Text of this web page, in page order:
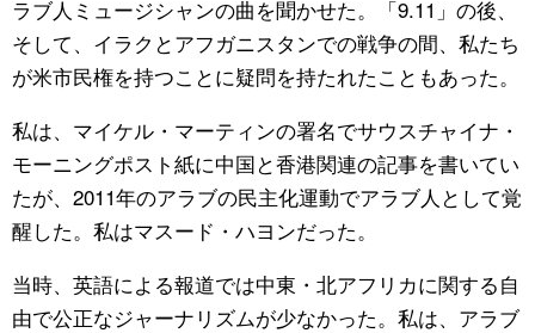
ラブ人ミュージシャンの曲を聞かせた。「9.11」の後、
そして、イラクとアフガニスタンでの戦争の間、私たち
が米市民権を持つことに疑問を持たれたこともあった。
私は、マイケル・マーティンの署名でサウスチャイナ・
モーニングポスト紙に中国と香港関連の記事を書いてい
たが、2011年のアラブの民主化運動でアラブ人として覚
醒した。私はマスード・ハヨンだった。
当時、英語による報道では中東・北アフリカに関する自
由で公正なジャーナリズムが少なかった。私は、アラブ